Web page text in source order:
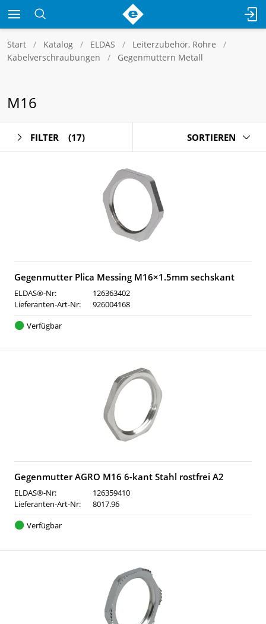
Start Katalog ELDAS
Leiterzubehör, Rohre
Kabelverschraubungen
Gegenmuttern Metall
M16
FILTER (17) SORTIEREN
Gegenmutter Plica Messing M16×1.5mm sechskant
ELDAS®-Nr:
126363402
Lieferanten-Art-Nr:
926004168
Verfügbar
Gegenmutter AGRO M16 6-kant Stahl rostfrei A2
ELDAS®-Nr:
126359410
Lieferanten-Art-Nr:
8017.96
Verfügbar